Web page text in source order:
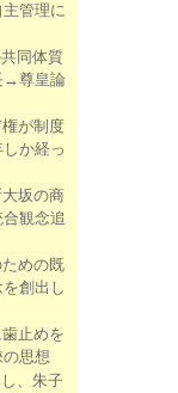
主管理に
同体質
→尊皇論
が制度
か経っ
坂の商
観念追
めの既
創出し
止めを
思想
、朱子